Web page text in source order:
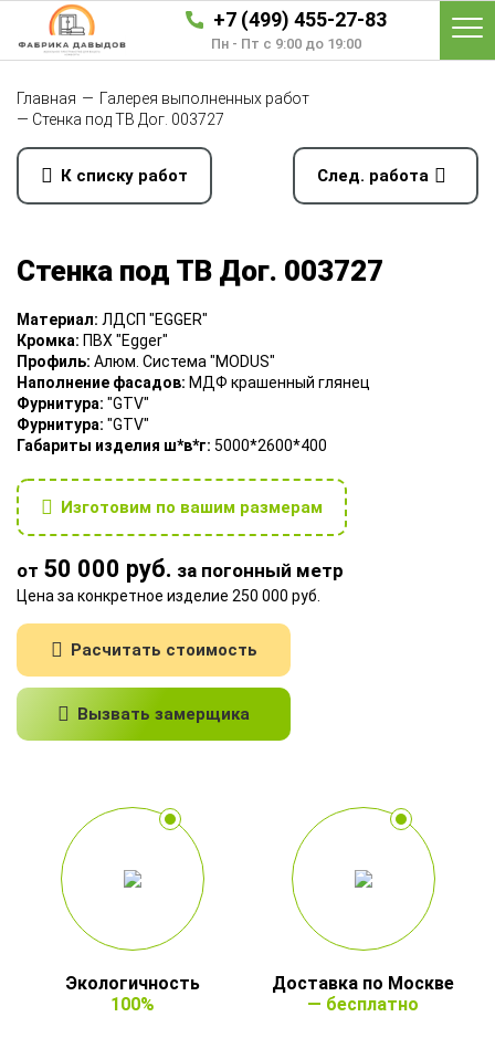
+7 (499) 455-27-83
Пн - Пт с 9:00 до 19:00
Главная — Галерея выполненных работ
— Стенка под ТВ Дог. 003727
К списку работ След. работа
Стенка под ТВ Дог. 003727
Материал: ЛДСП "EGGER"
Кромка: ПВХ "Egger"
Профиль: Алюм. Система "MODUS"
Наполнение фасадов: МДФ крашенный глянец
Фурнитура: "GTV"
Фурнитура: "GTV"
Габариты изделия ш*в*г: 5000*2600*400
Изготовим по вашим размерам
от 50 000 руб. за погонный метр
Цена за конкретное изделие 250 000 руб.
Расчитать стоимость
Вызвать замерщика
Экологичность
100%
Доставка по Москве
— бесплатно